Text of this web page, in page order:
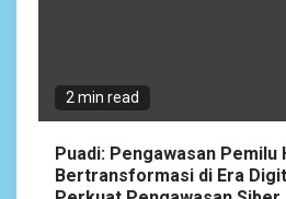
2 min read
Puadi: Pengawasan Pemilu
Bertransformasi di Era